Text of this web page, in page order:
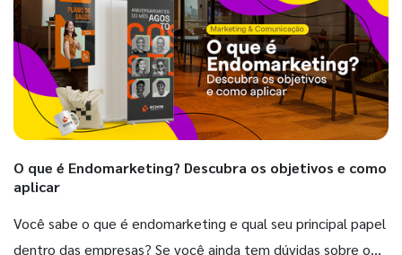
O que é Endomarketing? Descubra os objetivos e como
aplicar
Você sabe o que é endomarketing e qual seu principal papel
dentro das empresas? Se você ainda tem dúvidas sobre o